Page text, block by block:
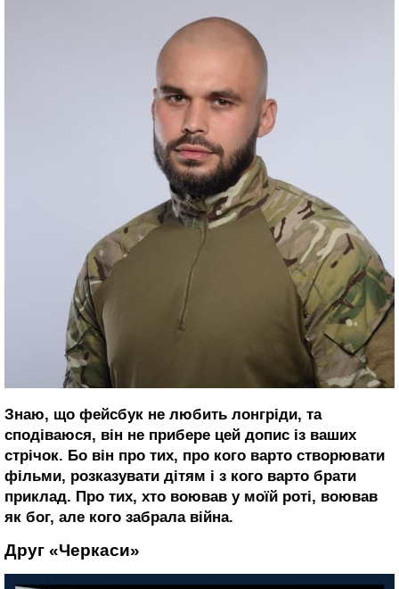
Знаю, що фейсбук не любить лонгріди, та
сподіваюся, він не прибере цей допис із ваших
стрічок. Бо він про тих, про кого варто створювати
фільми, розказувати дітям і з кого варто брати
приклад. Про тих, хто воював у моїй роті, воював
як бог, але кого забрала війна.
Друг «Черкаси»